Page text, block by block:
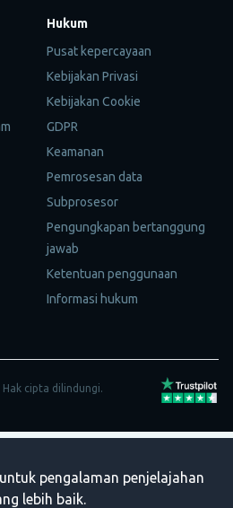
pengalaman penjelajahan
lebih baik.
Hukum
Pusat kepercayaan
Kebijakan Privasi
Kebijakan Cookie
GDPR
Keamanan
Pemrosesan data
Subprosesor
Pengungkapan bertanggung
jawab
Ketentuan penggunaan
Informasi hukum
cipta dilindungi.